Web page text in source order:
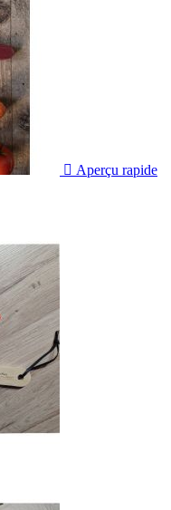
 Aperçu rapide